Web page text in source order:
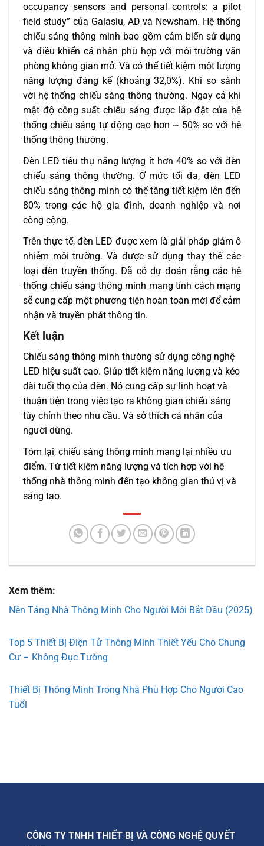
occupancy sensors and personal controls: a pilot
field study” của Galasiu, AD và Newsham. Hệ thống
chiếu sáng thông minh bao gồm cảm biến sử dụng
và điều khiển cá nhân phù hợp với môi trường văn
phòng không gian mở. Và có thể tiết kiệm một lượng
năng lượng đáng kể (khoảng 32,0%). Khi so sánh
với hệ thống chiếu sáng thông thường. Ngay cả khi
mật độ công suất chiếu sáng được lắp đặt của hệ
thống chiếu sáng tự động cao hơn ~ 50% so với hệ
thống thông thường.
Đèn LED tiêu thụ năng lượng ít hơn 40% so với đèn
chiếu sáng thông thường. Ở mức tối đa, đèn LED
chiếu sáng thông minh có thể tăng tiết kiệm lên đến
80% trong các hộ gia đình, doanh nghiệp và nơi
công cộng.
Trên thực tế, đèn LED được xem là giải pháp giảm ô
nhiễm môi trường. Và được sử dụng thay thế các
loại đèn truyền thống. Đã có dự đoán rằng các hệ
thống chiếu sáng thông minh mang tính cách mạng
sẽ cung cấp một phương tiện hoàn toàn mới để cảm
nhận và truyền phát thông tin.
Kết luận
Chiếu sáng thông minh thường sử dụng công nghệ
LED hiệu suất cao. Giúp tiết kiệm năng lượng và kéo
dài tuổi thọ của đèn. Nó cung cấp sự linh hoạt và
thuận tiện trong việc tạo ra không gian chiếu sáng
tùy chỉnh theo nhu cầu. Và sở thích cá nhân của
người dùng.
Tóm lại, chiếu sáng thông minh mang lại nhiều ưu
điểm. Từ tiết kiệm năng lượng và tích hợp với hệ
thống nhà thông minh đến tạo không gian thú vị và
sáng tạo.
Xem thêm:
Nền Tảng Nhà Thông Minh Cho Người Mới Bắt Đầu (2025)
Top 5 Thiết Bị Điện Tử Thông Minh Thiết Yếu Cho Chung
Cư – Không Đục Tường
Thiết Bị Thông Minh Trong Nhà Phù Hợp Cho Người Cao
Tuổi
CÔNG TY TNHH THIẾT BỊ VÀ CÔNG NGHỆ QUYẾT